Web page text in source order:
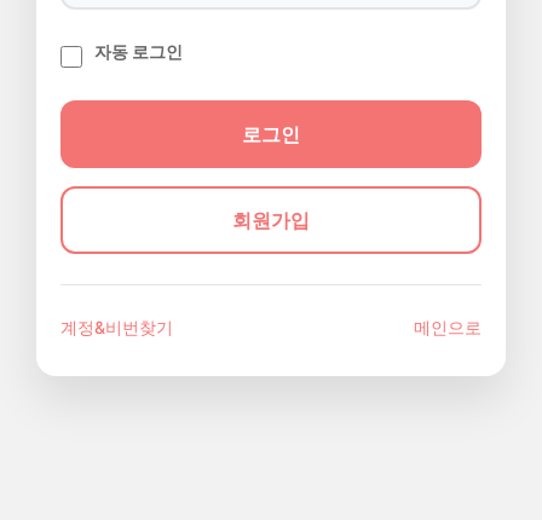
자동 로그인
회원가입
계정&비번찾기 메인으로